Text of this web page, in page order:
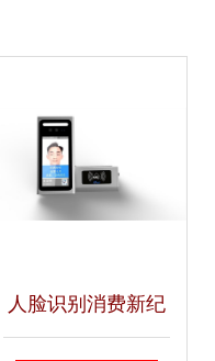
人脸识别消费新纪